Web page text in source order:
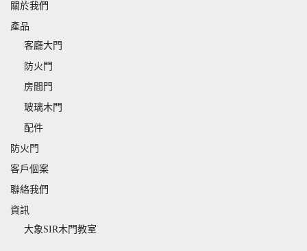
關於我們
產品
客廳大門
防火門
房間門
玻璃木門
配件
防火門
客戶個案
聯絡我們
資訊
大象SIR木門教室